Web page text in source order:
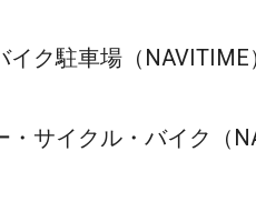
イク駐車場（NAVITIME
・サイクル・バイク（